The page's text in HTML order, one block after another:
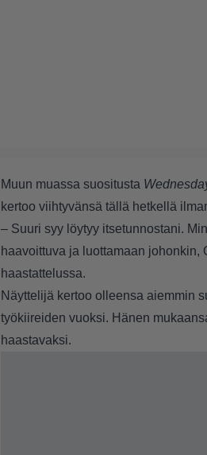
Muun muassa suositusta
kertoo viihtyvänsä tällä hetkellä
– Suuri syy löytyy itsetunnostani.
haavoittuva ja luottamaan johonkin,
haastattelussa.
Näyttelijä kertoo olleensa aiemmin
työkiireiden vuoksi. Hänen
haastavaksi.